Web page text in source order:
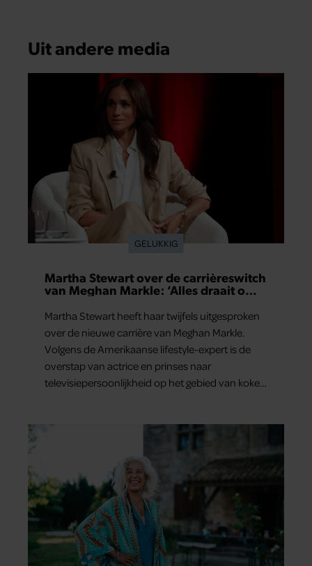
Uit andere media
GELUKKIG
Martha Stewart over de carrièreswitch
van Meghan Markle: ‘Alles draait om
Martha Stewart heeft haar twijfels uitgesproken
over de nieuwe carrière van Meghan Markle.
Volgens de Amerikaanse lifestyle-expert is de
overstap van actrice en prinses naar
televisiepersoonlijkheid op het gebied van koken